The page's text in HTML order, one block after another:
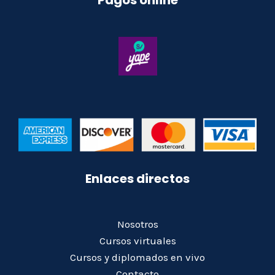
Enlaces directos
Nosotros
Cursos virtuales
Cursos y diplomados en vivo